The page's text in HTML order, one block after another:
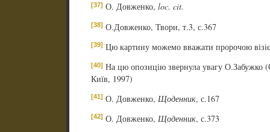
[37] О. Довженко, loc. cit.
[38] О.Довженко, Твори, т.3, с.367
[39] Цю картину можемо вважати пророчою
[40] На цю опозицію звернула увагу О.Забужко
Київ, 1997)
[41] О. Довженко, Щоденник, с.167
[42] О. Довженко, Щоденник, с.373